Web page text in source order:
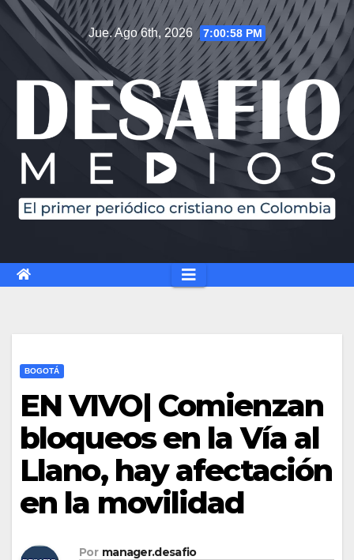
Jue. Ago 6th, 2026 7:00:59 PM
BOGOTÁ
EN VIVO| Comienzan
bloqueos en la Vía al
Llano, hay afectación
en la movilidad
Por manager.desafio